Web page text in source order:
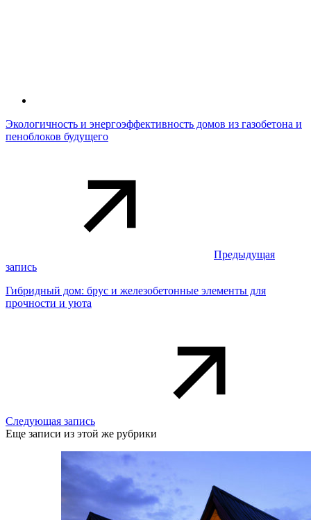
Экологичность и энергоэффективность домов из газобетона и
пеноблоков будущего
Предыдущая
запись
Гибридный дом: брус и железобетонные элементы для
прочности и уюта
Следующая запись
Еще записи из этой же рубрики